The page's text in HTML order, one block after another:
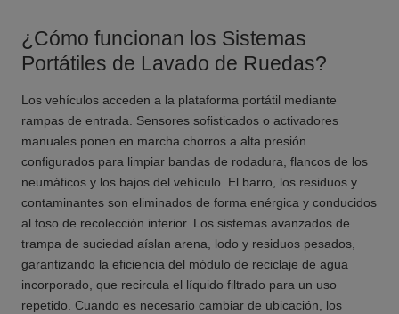
¿Cómo funcionan los Sistemas
Portátiles de Lavado de Ruedas?
Los vehículos acceden a la plataforma portátil mediante
rampas de entrada. Sensores sofisticados o activadores
manuales ponen en marcha chorros a alta presión
configurados para limpiar bandas de rodadura, flancos de los
neumáticos y los bajos del vehículo. El barro, los residuos y
contaminantes son eliminados de forma enérgica y conducidos
al foso de recolección inferior. Los sistemas avanzados de
trampa de suciedad aíslan arena, lodo y residuos pesados,
garantizando la eficiencia del módulo de reciclaje de agua
incorporado, que recircula el líquido filtrado para un uso
repetido. Cuando es necesario cambiar de ubicación, los